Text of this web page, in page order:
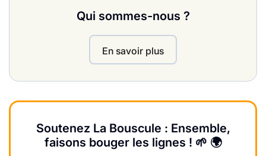
Qui sommes-nous ?
En savoir plus
Soutenez La Bouscule : Ensemble,
faisons bouger les lignes ! 🌱 🌍